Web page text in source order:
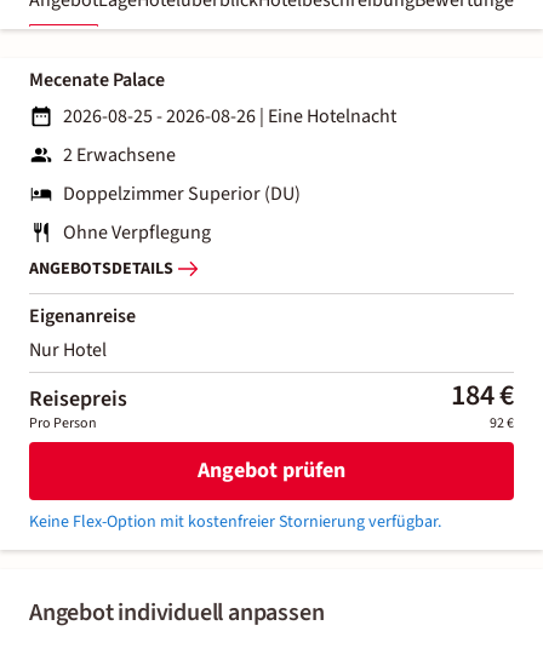
Angebot individuell anpassen
Mecenate Palace
2026-08-25 - 2026-08-26| Eine Hotelnacht
2 Erwachsene
Doppelzimmer Superior (DU)
Ohne Verpflegung
ANGEBOTSDETAILS
Eigenanreise
Nur Hotel
Reisepreis 184 €
Pro Person 92 €
Angebot prüfen
Keine Flex-Option mit kostenfreier Stornierung verfügbar.